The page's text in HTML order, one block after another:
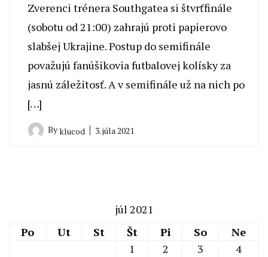
Zverenci trénera Southgatea si štvrťfinále
(sobotu od 21:00) zahrajú proti papierovo
slabšej Ukrajine. Postup do semifinále
považujú fanúšikovia futbalovej kolísky za
jasnú záležitosť. A v semifinále už na nich po
[…]
Byklucod 3. júla 2021
júl 2021
Po
Ut St Št Pi So Ne
1 2 3
4